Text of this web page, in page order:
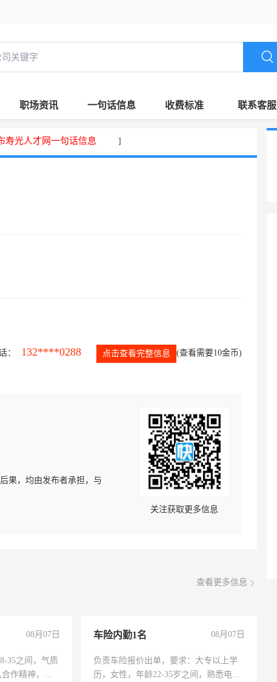
职场资讯 一句话信息 收费标准 联系客服
寿光人才网一句话信息 ]
： 132****0288 点击查看完整信息 (查看需要10金币)
果，均由发布者承担，与
关注获取更多信息
查看更多信息
08月07日
35之间，气质
作精神，有
车险内勤1名 08月07日
负责车险报价出单，要求：大专以上学
历，女性，年龄22-35岁之间，熟悉电脑